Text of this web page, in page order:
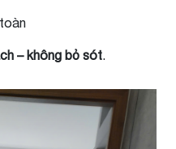
– không bỏ sót.